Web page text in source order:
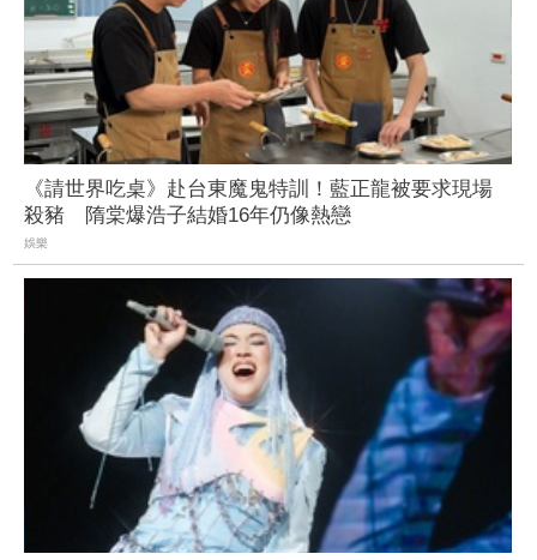
《請世界吃桌》赴台東魔鬼特訓！藍正龍被要求現場
殺豬 隋棠爆浩子結婚16年仍像熱戀
娛樂